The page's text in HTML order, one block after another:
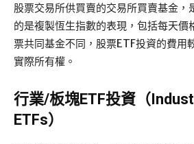
股票交易所供買賣的交易所買賣基金，
的是複製恆生指數的表現，包括每天價
票共同基金不同，股票ETF投資的費用
實際所有權。
行業/板塊ETF投資（
ETFs）